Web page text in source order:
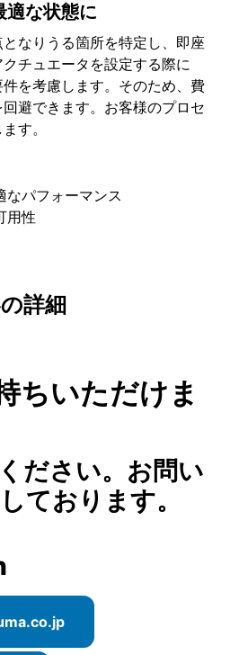
適な状態に
なりうる箇所を特定し、即座
チュエータを設定する際に
を考慮します。そのため、費
避できます。お客様のプロセ
す。
なパフォーマンス
用性
詳細
据付の点検
響の考慮
ラメータ設定
に対する終端位置の最適化設
運転の実施
記録
ビス
マイズされたパラメータ化と
ロセス調節器、最適化パラメ
ちいただけま
ださい。お問い
ております。